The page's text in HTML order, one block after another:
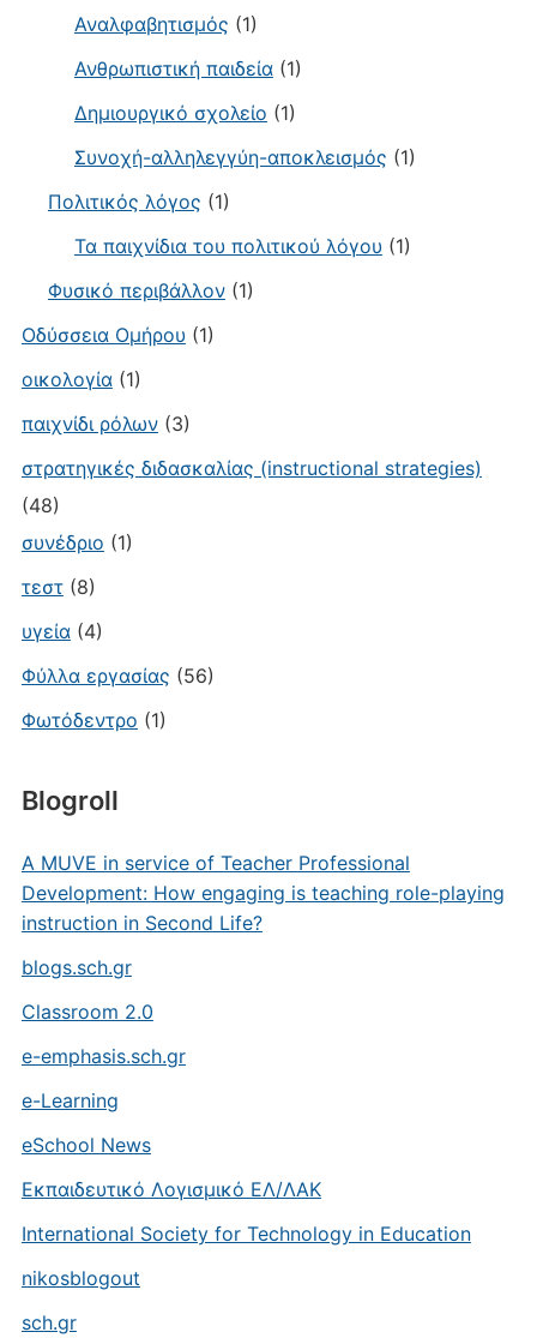
Αναλφαβητισμός (1)
Ανθρωπιστική παιδεία(1)
Δημιουργικό σχολείο (1)
Συνοχή-αλληλεγγύη-αποκλεισμός (1)
Πολιτικός λόγος (1)
Τα παιχνίδια του πολιτικού λόγου (1)
Φυσικό περιβάλλον(1)
Οδύσσεια Ομήρου (1)
οικολογία(1)
παιχνίδι ρόλων(3)
στρατηγικές διδασκαλίας (instructional strategies)
(48)
συνέδριο (1)
τεστ(8)
υγεία(4)
Φύλλα εργασίας (56)
Φωτόδεντρο (1)
Blogroll
A MUVE in service of Teacher Professional
Development: How engaging is teaching role-playing
instruction in Second Life?
blogs.sch.gr
Classroom 2.0
e-emphasis.sch.gr
e-Learning
eSchool News
Eκπαιδευτικό Λογισμικό ΕΛ/ΛΑΚ
International Society for Technology in Education
nikosblogout
sch.gr